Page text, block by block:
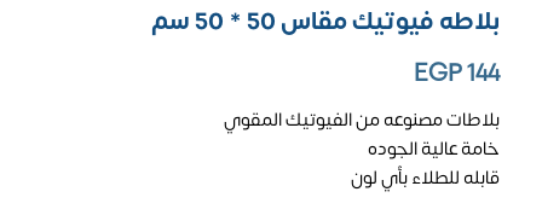
بلاطه فيوتيك مقاس 50 * 50 سم
EGP144
بلاطات مصنوعه من الفيوتيك المقوي
خامة عالية الجوده
قابله للطلاء بأي لون